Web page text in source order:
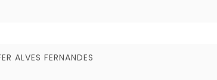
ALVES FERNANDES